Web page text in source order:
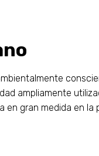
ampliamente
en gran medida en la